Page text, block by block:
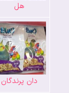
هل
دان پرندگان